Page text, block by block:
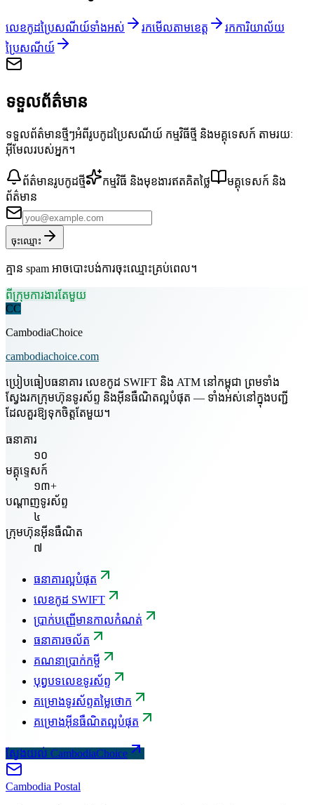
លេខកូដប្រៃសណីយ៍ទាំងអស់ រកមើលតាមខេត្ត
រកការិយាល័យ
ប្រៃសណីយ៍
ទទួលព័ត៌មាន
ទទួលព័ត៌មានថ្មីៗអំពីរូបកូដប្រៃសណីយ៍ កម្មវិធីថ្មី និងមគ្គុទេសក៍ តាមរយៈ
អ៊ីមែលរបស់អ្នក។
ព័ត៌មានរូបកូដថ្មី កម្មវិធី និងមុខងារឥតគិតថ្លៃ
មគ្គុទេសក៍ និង
ព័ត៌មាន
ចុះឈ្មោះ
គ្មាន spam អាចបោះបង់ការចុះឈ្មោះគ្រប់ពេល។
ពីក្រុមការងារតែមួយ
CC
CambodiaChoice
cambodiachoice.com
ប្រៀបធៀបធនាគារ លេខកូដ SWIFT និង ATM នៅកម្ពុជា ព្រមទាំង
ស្វែងរកក្រុមហ៊ុនទូរស័ព្ទ និងអ៊ីនធឺណិតល្អបំផុត — ទាំងអស់នៅក្នុងបញ្ជី
ដែលគួរឱ្យទុកចិត្តតែមួយ។
ធនាគារ
១០
មគ្គុទ្ទេសក៍
១៣+
បណ្តាញទូរស័ព្ទ
៤
ក្រុមហ៊ុនអ៊ីនធឺណិត
៧
ធនាគារល្អបំផុត
លេខកូដ SWIFT
ប្រាក់បញ្ញើមានកាលកំណត់
ធនាគារចល័ត
គណនាប្រាក់កម្ចី
បុព្វបទលេខទូរស័ព្ទ
គម្រោងទូរស័ព្ទតម្លៃថោក
គម្រោងអ៊ីនធឺណិតល្អបំផុត
ស្វែងយល់ CambodiaChoice
Cambodia Postal